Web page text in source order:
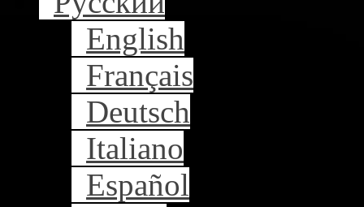
English
Français
Deutsch
Italiano
Español